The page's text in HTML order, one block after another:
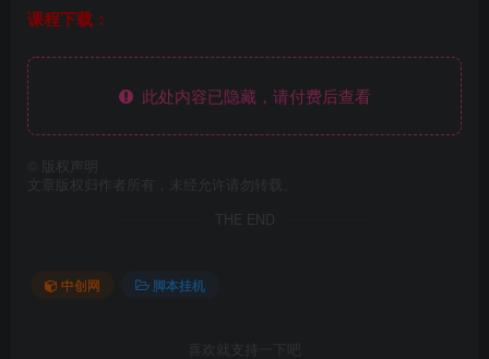
课程下载：
此处内容已隐藏，请付费后查看
版权声明
文章版权归作者所有，未经允许请勿转载。
THE END
中创网 脚本挂机
喜欢就支持一下吧